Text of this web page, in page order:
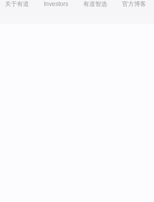
关于有道 Investors 有道智选 官方博客